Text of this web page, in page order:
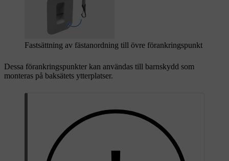
Fastsättning av fästanordning till övre förankringspunkt
Dessa förankringspunkter kan användas till barnskydd som
monteras på baksätets ytterplatser.